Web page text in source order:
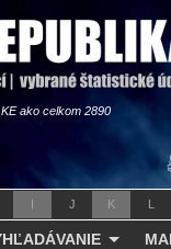
ako celkom 2890
I J K L